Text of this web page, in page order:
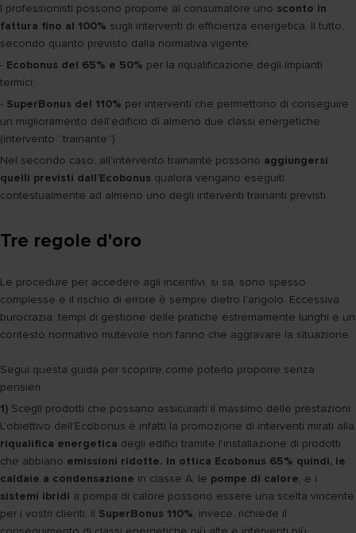
I professionisti possono proporre al consumatore uno sconto in
fattura fino al 100% sugli interventi di efficienza energetica. Il tutto,
secondo quanto previsto dalla normativa vigente:
- Ecobonus del 65% e 50% per la riqualificazione degli impianti
termici;
- SuperBonus del 110% per interventi che permettono di conseguire
un miglioramento dell’edificio di almeno due classi energetiche
(intervento “trainante”)
Nel secondo caso, all’intervento trainante possono aggiungersi
quelli previsti dall’Ecobonus qualora vengano eseguiti
contestualmente ad almeno uno degli interventi trainanti previsti.
Tre regole d'oro
Le procedure per accedere agli incentivi, si sa, sono spesso
complesse e il rischio di errore è sempre dietro l'angolo. Eccessiva
burocrazia, tempi di gestione delle pratiche estremamente lunghi e un
contesto normativo mutevole non fanno che aggravare la situazione.
Segui questa guida per scoprire come poterlo proporre senza
pensieri:
1) Scegli prodotti che possano assicurarti il massimo delle prestazioni.
L'obiettivo dell'Ecobonus è infatti la promozione di interventi mirati alla
riqualifica energetica degli edifici tramite l'installazione di prodotti
che abbiano emissioni ridotte. In ottica Ecobonus 65% quindi, le
caldaie a condensazione in classe A, le pompe di calore, e i
sistemi ibridi a pompa di calore possono essere una scelta vincente
per i vostri clienti. Il SuperBonus 110%, invece, richiede il